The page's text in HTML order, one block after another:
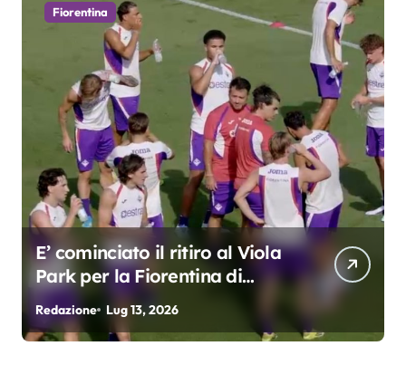
Fiorentina
Grosso: “Giocheremo col 4-3-
3. Kean e Fagioli
fondamentali. Atta grande
colpo”
Redazione Lug 9, 2026